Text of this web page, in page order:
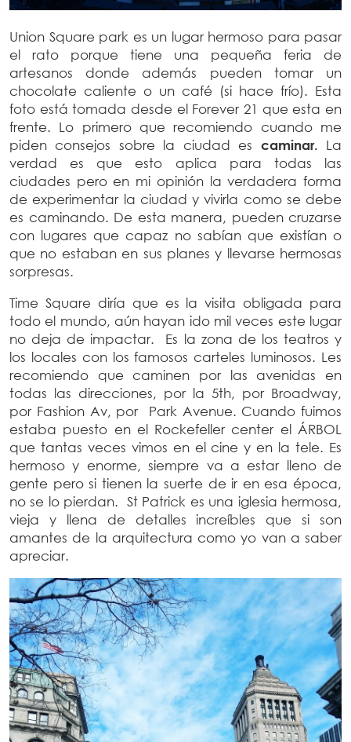
Union Square park es un lugar hermoso para pasar
el rato porque tiene una pequeña feria de
artesanos donde además pueden tomar un
chocolate caliente o un café (si hace frío). Esta
foto está tomada desde el Forever 21 que esta en
frente. Lo primero que recomiendo cuando me
piden consejos sobre la ciudad es caminar. La
verdad es que esto aplica para todas las
ciudades pero en mi opinión la verdadera forma
de experimentar la ciudad y vivirla como se debe
es caminando. De esta manera, pueden cruzarse
con lugares que capaz no sabían que existían o
que no estaban en sus planes y llevarse hermosas
sorpresas.
Time Square diría que es la visita obligada para
todo el mundo, aún hayan ido mil veces este lugar
no deja de impactar. Es la zona de los teatros y
los locales con los famosos carteles luminosos. Les
recomiendo que caminen por las avenidas en
todas las direcciones, por la 5th, por Broadway,
por Fashion Av, por Park Avenue. Cuando fuimos
estaba puesto en el Rockefeller center el ÁRBOL
que tantas veces vimos en el cine y en la tele. Es
hermoso y enorme, siempre va a estar lleno de
gente pero si tienen la suerte de ir en esa época,
no se lo pierdan. St Patrick es una iglesia hermosa,
vieja y llena de detalles increíbles que si son
amantes de la arquitectura como yo van a saber
apreciar.